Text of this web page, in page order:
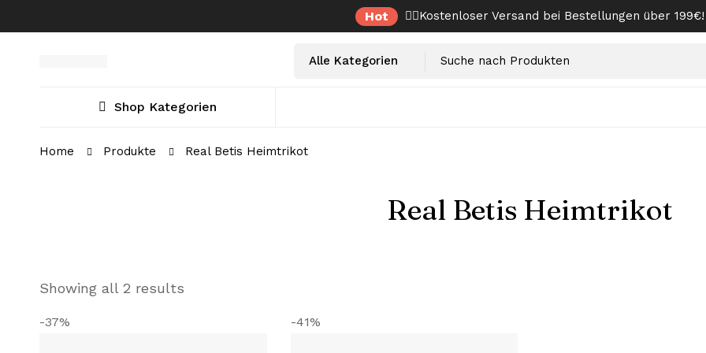
Hot ✌🏼Kostenloser Versand bei Bestellungen über 199€!
Select
Suche
Shop Kategorien
Home Produkte Real Betis Heimtrikot
Real Betis Heimtrikot
Showing all 2 results
-37% -41%